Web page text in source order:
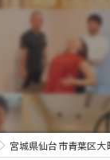
宮城県仙台市青葉区